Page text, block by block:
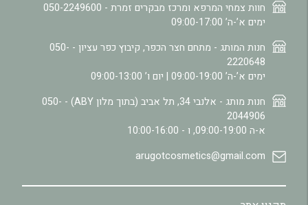
חוות צמחי המרפא ומרכז מבקרים זמרת - 050-2249600
ימים א’-ה’ 09:00-17:00
חנות המותג - מתחם חצר הכפר, קיבוץ כפר עציון - 050-
2220648
ימים א’-ה’ 09:00-19:00 | יום ו’ 09:00-13:00
חנות מותג - אלנבי 34, תל אביב (בתוך מלון ABY) -
050-
2044906
א-ה 09:00-19:00, ו - 10:00-16:00
arugotcosmetics@gmail.com